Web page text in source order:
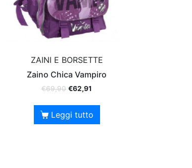
ZAINI E BORSETTE
Zaino Chica Vampiro
€69,90 €62,91
Leggi tutto